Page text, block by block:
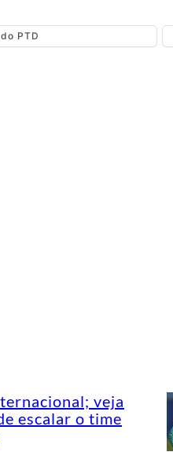
PTD
veja
escalar o time